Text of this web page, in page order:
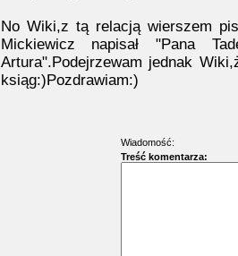
No Wiki,z tą relacją wierszem
Mickiewicz napisał "Pana
Artura".Podejrzewam jednak
ksiąg:)Pozdrawiam:)
Wiadomość:
Treść komentarza: